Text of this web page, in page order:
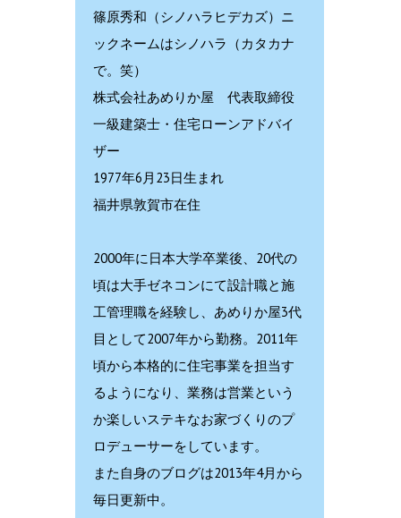
篠原秀和（シノハラヒデカズ）ニ
ックネームはシノハラ（カタカナ
で。笑）
株式会社あめりか屋 代表取締役
一級建築士・住宅ローンアドバイ
ザー
1977年6月23日生まれ
福井県敦賀市在住
2000年に日本大学卒業後、20代の
頃は大手ゼネコンにて設計職と施
工管理職を経験し、あめりか屋3代
目として2007年から勤務。2011年
頃から本格的に住宅事業を担当す
るようになり、業務は営業という
か楽しいステキなお家づくりのプ
ロデューサーをしています。
また自身のブログは2013年4月から
毎日更新中。